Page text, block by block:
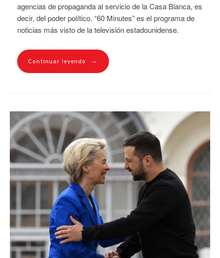
agencias de propaganda al servicio de la Casa Blanca, es
decir, del poder político. “60 Minutes” es el programa de
noticias más visto de la televisión estadounidense.
Continuar leyendo →